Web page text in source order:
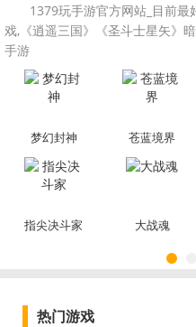
1379玩手游官方网站_目前
戏,《逍遥三国》《圣斗士星矢》
手游
梦幻封神 苍蓝境界
指尖决斗家 大战魂
热门游戏